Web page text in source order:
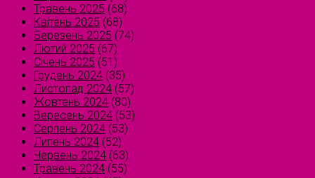
Травень 2025 (68)
Квітень 2025 (68)
Березень 2025 (74)
Лютий 2025 (67)
Січень 2025 (51)
Грудень 2024 (35)
Листопад 2024 (57)
Жовтень 2024 (80)
Вересень 2024 (53)
Серпень 2024 (53)
Липень 2024 (52)
Червень 2024 (63)
Травень 2024 (55)